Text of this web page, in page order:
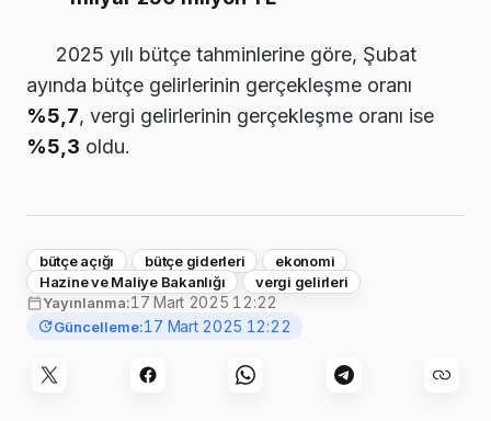
2025 yılı bütçe tahminlerine göre, Şubat
ayında bütçe gelirlerinin gerçekleşme oranı
%5,7, vergi gelirlerinin gerçekleşme oranı ise
%5,3 oldu.
bütçe açığı bütçe giderleri
ekonomi
Hazine ve Maliye Bakanlığı
vergi gelirleri
Yayınlanma:17 Mart 2025 12:22
Güncelleme:17 Mart 2025 12:22